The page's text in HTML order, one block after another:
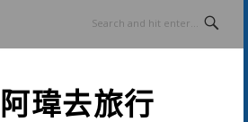
瑋去旅行